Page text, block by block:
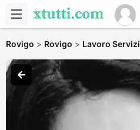
Rovigo > Rovigo > Lavoro Servizi